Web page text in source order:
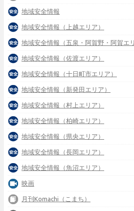
地域安全情報
地域安全情報（上越エリア）
地域安全情報（五泉・阿賀野・阿賀エ
地域安全情報（佐渡エリア）
地域安全情報（十日町市エリア）
地域安全情報（新発田エリア）
地域安全情報（村上エリア）
地域安全情報（柏崎エリア）
地域安全情報（県央エリア）
地域安全情報（長岡エリア）
地域安全情報（魚沼エリア）
映画
月刊Komachi（こまち）